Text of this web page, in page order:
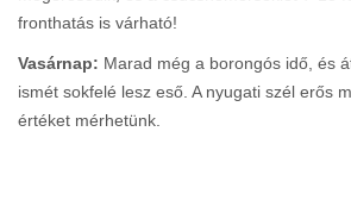
fronthatás is várható!
Vasárnap: Marad még a borongós idő, és
ismét sokfelé lesz eső. A nyugati szél erős
értéket mérhetünk.